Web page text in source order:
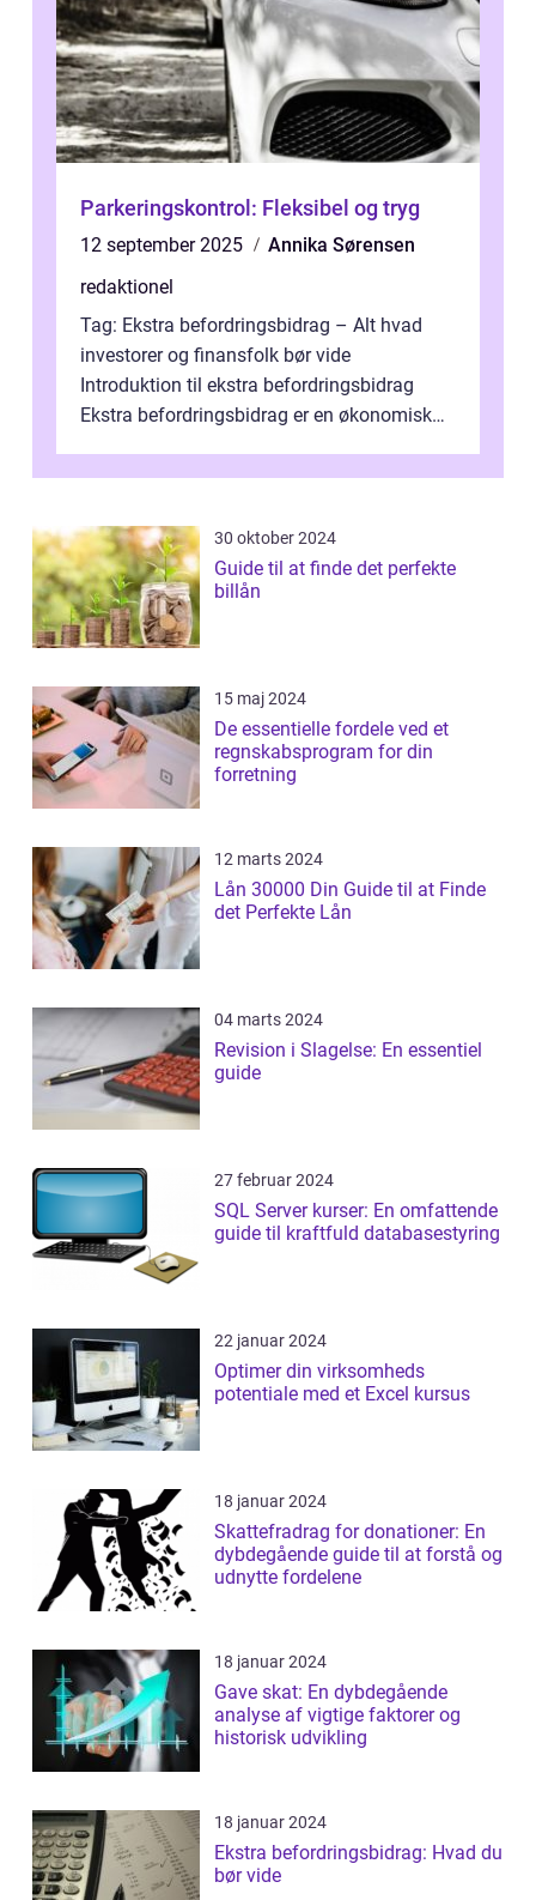
Parkeringskontrol: Fleksibel og tryg
12 september 2025
Annika Sørensen
redaktionel
Tag: Ekstra befordringsbidrag – Alt hvad
investorer og finansfolk bør vide
Introduktion til ekstra befordringsbidrag
Ekstra befordringsbidrag er en økonomisk
30 oktober 2024
Guide til at finde det perfekte
billån
15 maj 2024
De essentielle fordele ved et
regnskabsprogram for din
forretning
12 marts 2024
Lån 30000 Din Guide til at Finde
det Perfekte Lån
04 marts 2024
Revision i Slagelse: En essentiel
guide
27 februar 2024
SQL Server kurser: En omfattende
guide til kraftfuld databasestyring
22 januar 2024
Optimer din virksomheds
potentiale med et Excel kursus
18 januar 2024
Skattefradrag for donationer: En
dybdegående guide til at forstå og
udnytte fordelene
18 januar 2024
Gave skat: En dybdegående
analyse af vigtige faktorer og
historisk udvikling
18 januar 2024
Ekstra befordringsbidrag: Hvad du
bør vide